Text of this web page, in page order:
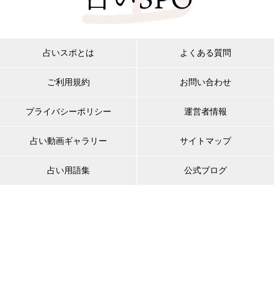
占いスポとは
ご利用規約
プライバシーポリシー
占い動画ギャラリー
占い用語集
よくある質問
お問い合わせ
運営者情報
サイトマップ
公式ブログ